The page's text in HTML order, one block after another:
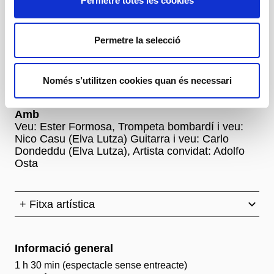
Permetre la selecció
Només s’utilitzen cookies quan és necessari
Ester Formosa i Elvira Lutza
Direcció i dramatúrgia
Joan Casas
Amb
Veu: Ester Formosa, Trompeta bombardí i veu:
Nico Casu (Elva Lutza) Guitarra i veu: Carlo
Dondeddu (Elva Lutza), Artista convidat: Adolfo
Osta
+ Fitxa artística
Informació general
1 h 30 min (espectacle sense entreacte)